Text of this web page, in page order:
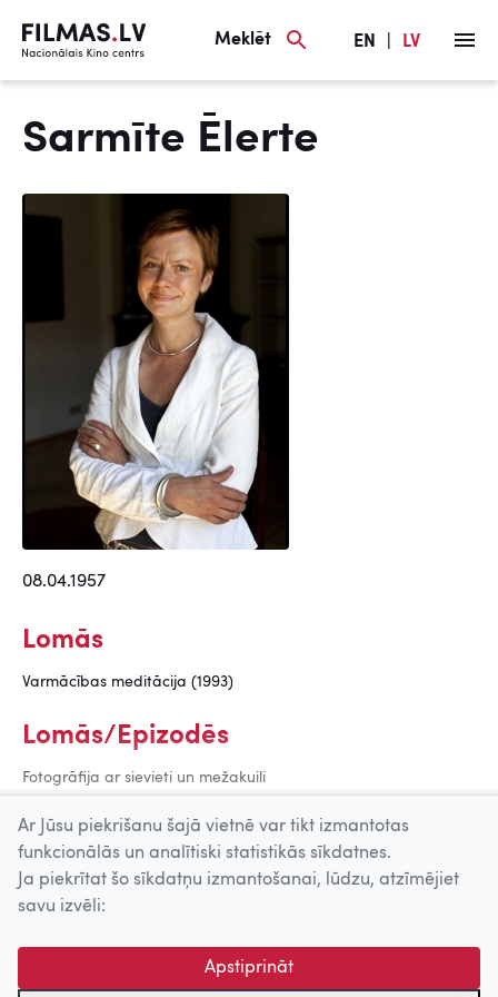
Meklēt EN LV
Sarmīte Ēlerte
08.04.1957
Lomās
Varmācības meditācija (1993)
Lomās/Epizodēs
Fotogrāfija ar sievieti un mežakuili
Uz augšu
© 2026 Nacionālais Kino centrs, Kultūras informācijas sistēmu
centrs. Sadarbības partneris: Latvijas Valsts
Ar Jūsu piekrišanu šajā vietnē var tikt izmantotas
funkcionālās un analītiski statistikās sīkdatnes.
Ja piekrītat šo sīkdatņu izmantošanai, lūdzu, atzīmējiet
savu izvēli:
Apstiprināt